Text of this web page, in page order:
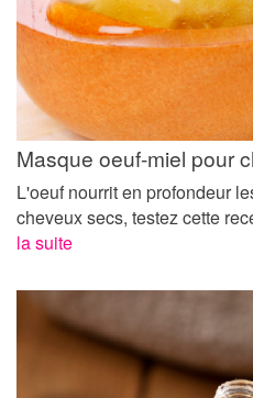
Masque oeuf-miel pour
L'oeuf nourrit en profondeur
cheveux secs, testez cette
la suite